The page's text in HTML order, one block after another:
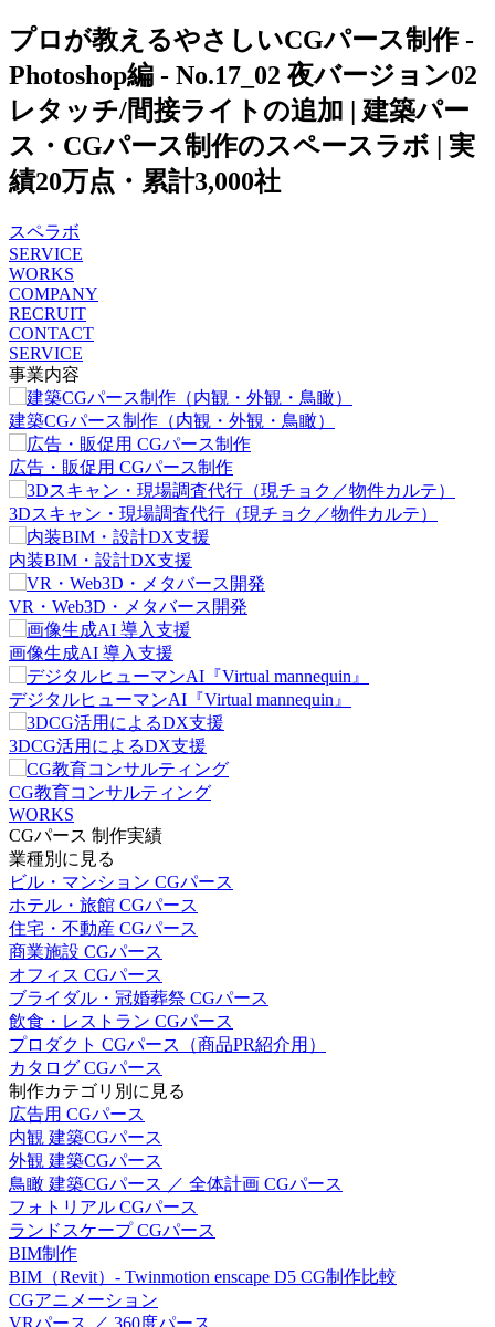
プロが教えるやさしいCGパース制作 -
Photoshop編 - No.17_02 夜バージョン02
レタッチ/間接ライトの追加 | 建築パー
ス・CGパース制作のスペースラボ | 実
績20万点・累計3,000社
スペラボ
SERVICE
WORKS
COMPANY
RECRUIT
CONTACT
SERVICE
事業内容
建築CGパース制作（内観・外観・鳥瞰）
広告・販促用 CGパース制作
3Dスキャン・現場調査代行（現チョク／物件カルテ）
内装BIM・設計DX支援
VR・Web3D・メタバース開発
画像生成AI 導入支援
デジタルヒューマンAI『Virtual mannequin』
3DCG活用によるDX支援
CG教育コンサルティング
WORKS
CGパース 制作実績
業種別に見る
ビル・マンション CGパース
ホテル・旅館 CGパース
住宅・不動産 CGパース
商業施設 CGパース
オフィス CGパース
ブライダル・冠婚葬祭 CGパース
飲食・レストラン CGパース
プロダクト CGパース（商品PR紹介用）
カタログ CGパース
制作カテゴリ別に見る
広告用 CGパース
内観 建築CGパース
外観 建築CGパース
鳥瞰 建築CGパース ／ 全体計画 CGパース
フォトリアル CGパース
ランドスケープ CGパース
BIM制作
BIM（Revit）- Twinmotion enscape D5 CG制作比較
CGアニメーション
VRパース ／ 360度パース